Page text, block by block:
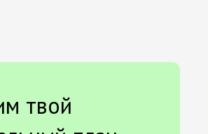
твой